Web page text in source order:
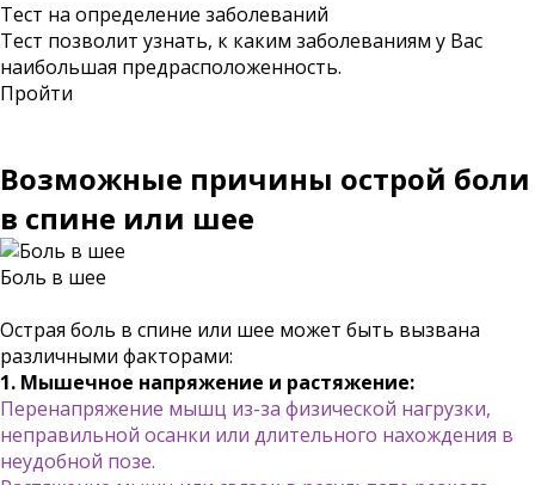
Тест на определение заболеваний
Тест позволит узнать, к каким заболеваниям у Вас
наибольшая предрасположенность.
Пройти
Возможные причины острой боли
в спине или шее
Боль в шее
Острая боль в спине или шее может быть вызвана
различными факторами:
1. Мышечное напряжение и растяжение:
Перенапряжение мышц из-за физической нагрузки,
неправильной осанки или длительного нахождения в
неудобной позе.